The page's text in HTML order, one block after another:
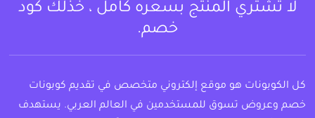
لا تشتري المنتج بسعره كامل ، خذلك كود
خصم.
كل الكوبونات هو موقع إلكتروني متخصص في تقديم كوبونات
خصم وعروض تسوق للمستخدمين في العالم العربي. يستهدف